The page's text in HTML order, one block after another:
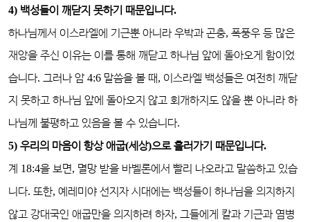
4) 백성들이 깨닫지 못하기 때문입니다.
하나님께서 이스라엘에 기근뿐 아니라 우박과 곤충, 폭풍우 등 많은
재앙을 주신 이유는 이를 통해 깨닫고 하나님 앞에 돌아오게 함이었
습니다. 그러나 암 4:6 말씀을 볼 때, 이스라엘 백성들은 여전히 깨닫
지 못하고 하나님 앞에 돌아오지 않고 회개하지도 않을 뿐 아니라 하
나님께 불평하고 있음을 볼 수 있습니다.
5) 우리의 마음이 항상 애굽(세상)으로 흘러가기 때문입니다.
계 18:4을 보면, 멸망 받을 바벨론에서 빨리 나오라고 말씀하고 있습
니다. 또한, 예레미야 선지자 시대에는 백성들이 하나님을 의지하지
않고 강대국인 애굽만을 의지하려 하자, 그들에게 칼과 기근과 염병